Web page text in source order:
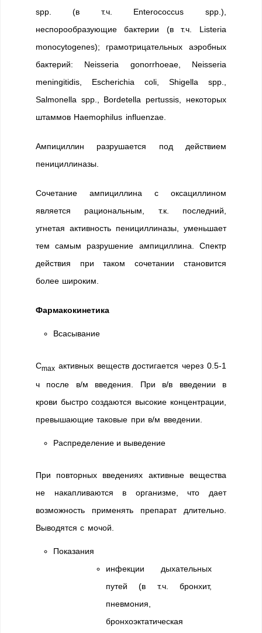
spp. (в т.ч. Enterococcus spp.),
неспорообразующие бактерии (в т.ч. Listeria
monocytogenes); грамотрицательных аэробных
бактерий: Neisseria gonorrhoeae, Neisseria
meningitidis, Escherichia coli, Shigella spp.,
Salmonella spp., Bordetella pertussis, некоторых
штаммов Haemophilus influenzae.
Ампициллин разрушается под действием
пенициллиназы.
Сочетание ампициллина с оксациллином
является рациональным, т.к. последний,
угнетая активность пенициллиназы, уменьшает
тем самым разрушение ампициллина. Спектр
действия при таком сочетании становится
более широким.
Фармакокинетика
Всасывание
Cmax активных веществ достигается через 0.5-1
ч после в/м введения. При в/в введении в
крови быстро создаются высокие концентрации,
превышающие таковые при в/м введении.
Распределение и выведение
При повторных введениях активные вещества
не накапливаются в организме, что дает
возможность применять препарат длительно.
Выводятся с мочой.
Показания
инфекции дыхательных
путей (в т.ч. бронхит,
пневмония,
бронхоэктатическая